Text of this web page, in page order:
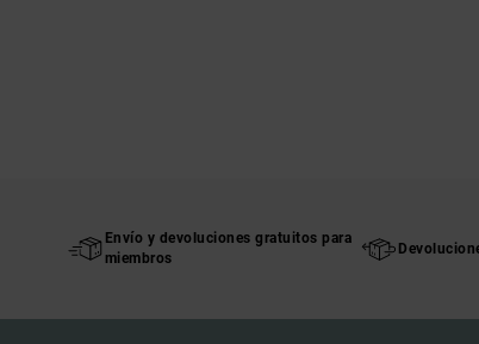
Envío y devoluciones gratuitos para
miembros